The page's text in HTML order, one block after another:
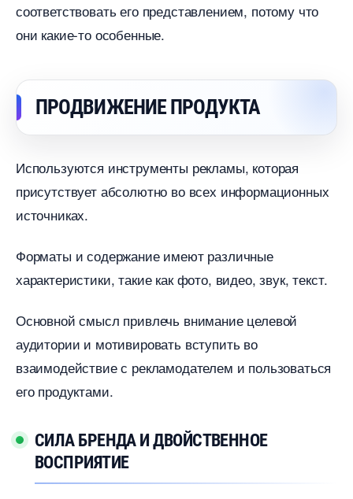
соответствовать его представлением, потому что
они какие-то особенные.
ПРОДВИЖЕНИЕ ПРОДУКТА
Используются инструменты рекламы, которая
присутствует абсолютно во всех информационных
источниках.
Форматы и содержание имеют различные
характеристики, такие как фото, видео, звук, текст.
Основной смысл привлечь внимание целевой
аудитории и мотивировать вступить во
заимодействие с рекламодателем и пользоваться
его продуктами.
СИЛА БРЕНДА И ДВОЙСТВЕННОЕ
ОСПРИЯТИЕ